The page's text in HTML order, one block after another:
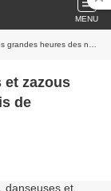
MENU
des nantis de l'occupation.
et zazous
de